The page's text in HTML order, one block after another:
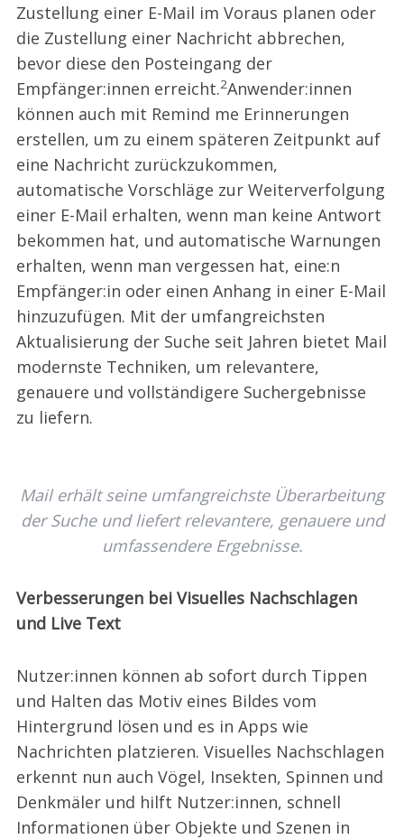
Zustellung einer E-Mail im Voraus planen oder
die Zustellung einer Nachricht abbrechen,
bevor diese den Posteingang der
Empfänger:innen erreicht.2Anwender:innen
können auch mit Remind me Erinnerungen
erstellen, um zu einem späteren Zeitpunkt auf
eine Nachricht zurückzukommen,
automatische Vorschläge zur Weiterverfolgung
einer E-Mail erhalten, wenn man keine Antwort
bekommen hat, und automatische Warnungen
erhalten, wenn man vergessen hat, eine:n
Empfänger:in oder einen Anhang in einer E-Mail
hinzuzufügen. Mit der umfangreichsten
Aktualisierung der Suche seit Jahren bietet Mail
modernste Techniken, um relevantere,
genauere und vollständigere Suchergebnisse
zu liefern.
Mail erhält seine umfangreichste Überarbeitung
der Suche und liefert relevantere, genauere und
umfassendere Ergebnisse.
Verbesserungen bei Visuelles Nachschlagen
und Live Text
Nutzer:innen können ab sofort durch Tippen
und Halten das Motiv eines Bildes vom
Hintergrund lösen und es in Apps wie
Nachrichten platzieren. Visuelles Nachschlagen
erkennt nun auch Vögel, Insekten, Spinnen und
Denkmäler und hilft Nutzer:innen, schnell
Informationen über Objekte und Szenen in